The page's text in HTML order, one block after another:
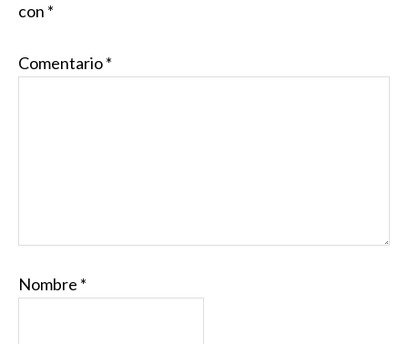
con *
Comentario*
Nombre *